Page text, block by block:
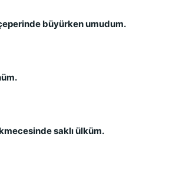
büyürken umudum.
saklı ülküm.